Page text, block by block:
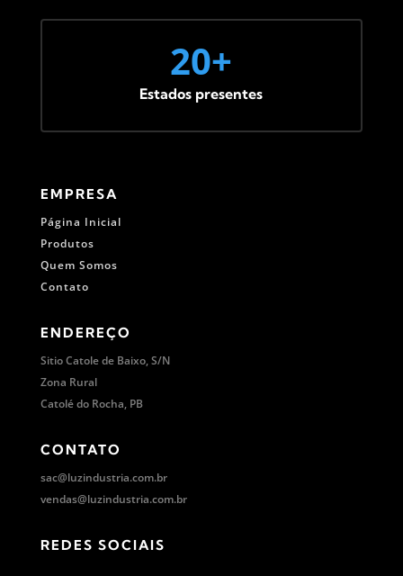
20+
Estados presentes
EMPRESA
Página Inicial
Produtos
Quem Somos
Contato
ENDEREÇO
Sitio Catole de Baixo, S/N
Zona Rural
Catolé do Rocha, PB
CONTATO
sac@luzindustria.com.br
vendas@luzindustria.com.br
REDES SOCIAIS